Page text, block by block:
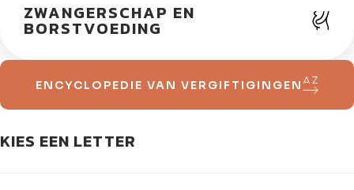
ZWANGERSCHAP EN
BORSTVOEDING
ENCYCLOPEDIE VAN VERGIFTIGINGEN
KIES EEN LETTER